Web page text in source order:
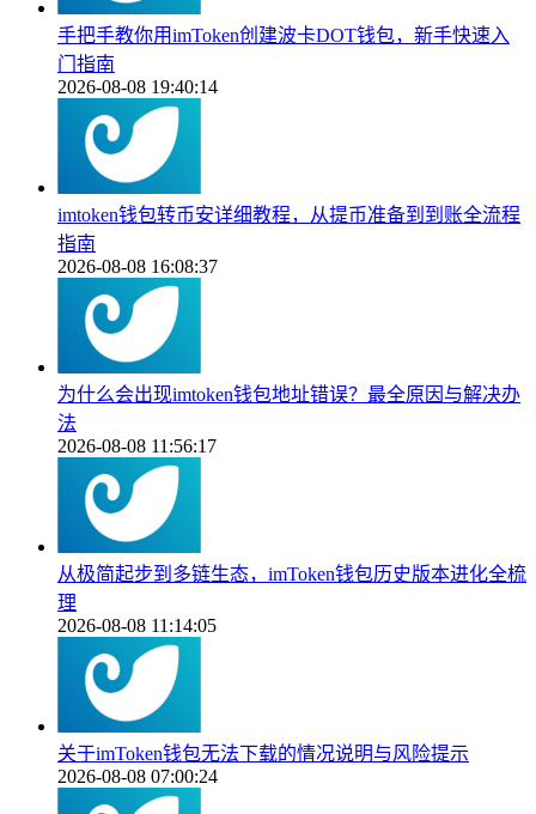
手把手教你用imToken创建波卡DOT钱包，新手快速入
门指南
2026-08-08 19:40:14
imtoken钱包转币安详细教程，从提币准备到到账全流程
指南
2026-08-08 16:08:37
为什么会出现imtoken钱包地址错误？最全原因与解决办
法
2026-08-08 11:56:17
从极简起步到多链生态，imToken钱包历史版本进化全梳
理
2026-08-08 11:14:05
关于imToken钱包无法下载的情况说明与风险提示
2026-08-08 07:00:24